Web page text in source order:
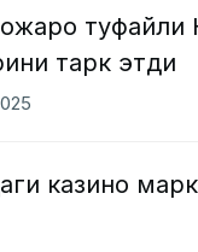
тарк этди
казино